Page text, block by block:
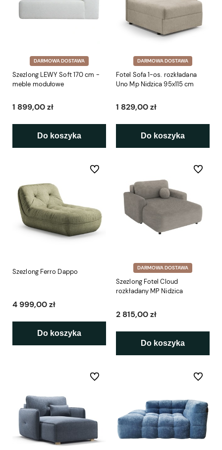
DARMOWA DOSTAWA
Szezlong LEWY Soft 170 cm -
meble modułowe
1 899,00 zł
Do koszyka
DARMOWA DOSTAWA
Fotel Sofa 1-os. rozkładana
Uno Mp Nidzica 95x115 cm
1 829,00 zł
Do koszyka
Szezlong Ferro Dappo
4 999,00 zł
Do koszyka
Do ulubionych
DARMOWA DOSTAWA
Szezlong Fotel Cloud
rozkładany MP Nidzica
2 815,00 zł
Do koszyka
Do
Do ulubionych Do